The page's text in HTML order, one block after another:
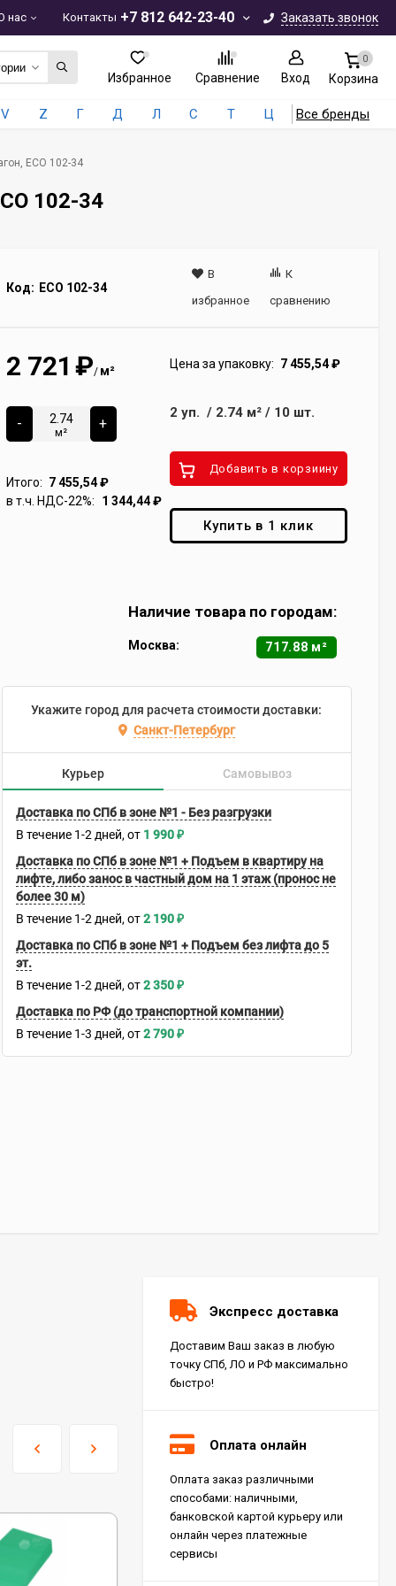
+7 812 642-23-40 Заказать звонок
нас Контакты
Избранное Сравнение Вход
0
Корзина
V Z Г Д Л С Т Ц Все бренды
ЕCО 102-34
102-34
Код: ECO 102-34
В
избранное
К
сравнению
2 721 ₽/ м²
-
м²
+
Итого: 7 455,54₽
в т.ч. НДС-22%:
1 344,44₽
Цена за упаковку: 7 455,54₽
2 уп. / 2.74м²/ 10 шт.
Добавить в корзиину
Купить в 1 клик
Наличие товара по городам:
Москва: 717.88 м²
Укажите город для расчета стоимости доставки:
Санкт-Петербург
Курьер Самовывоз
Доставка по СПб в зоне №1 - Без разгрузки
В течение 1-2 дней 1 990₽
Доставка по СПб в зоне №1 + Подъем в квартиру на
лифте, либо занос в частный дом на 1 этаж (пронос не
более 30 м)
В течение 1-2 дней 2 190₽
Доставка по СПб в зоне №1 + Подъем без лифта до 5
эт.
В течение 1-2 дней 2 350₽
Доставка по РФ (до транспортной компании)
В течение 1-3 дней 2 790₽
Экспресс доставка
Доставим Ваш заказ в любую
точку СПб, ЛО и РФ максимально
быстро!
Оплата онлайн
Оплата заказ различными
способами: наличными,
банковской картой курьеру или
онлайн через платежные
сервисы
Керамогранит Italon
Charme Extra Silver Ret
60x120, 610010001196